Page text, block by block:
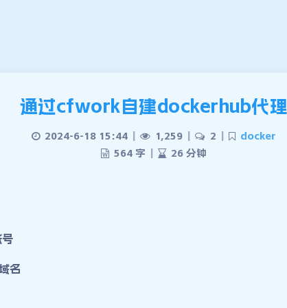
通过cfwork自建dockerhub代理
2024-6-18 15:44 1,259 2
docker
564 字
26 分钟
号
名